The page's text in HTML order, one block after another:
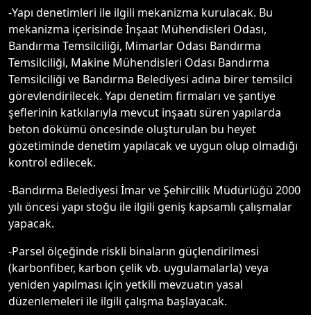
-Yapı denetimleri ile ilgili mekanizma kurulacak. Bu
mekanizma içerisinde İnşaat Mühendisleri Odası,
Bandırma Temsilciliği, Mimarlar Odası Bandırma
Temsilciliği, Makine Mühendisleri Odası Bandırma
Temsilciliği ve Bandırma Belediyesi adına birer temsilci
görevlendirilecek. Yapı denetim firmaları ve şantiye
şeflerinin katkılarıyla mevcut inşaatı süren yapılarda
beton dökümü öncesinde oluşturulan bu heyet
gözetiminde denetim yapılacak ve uygun olup olmadığı
kontrol edilecek.
-Bandırma Belediyesi İmar ve Şehircilik Müdürlüğü 2000
yılı öncesi yapı stoğu ile ilgili geniş kapsamlı çalışmalar
yapacak.
-Parsel ölçeğinde riskli binaların güçlendirilmesi
(karbonfiber, karbon çelik vb. uygulamalarla) veya
yeniden yapılması için yetkili mevzuatın yasal
düzenlemeleri ile ilgili çalışma başlayacak.